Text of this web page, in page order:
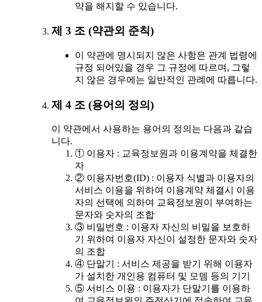
약을 해지할 수 있습니다.
제 3 조 (약관외 준칙)
이 약관에 명시되지 않은 사항은 관계 법령에
규정 되어있을 경우 그 규정에 따르며, 그렇
지 않은 경우에는 일반적인 관례에 따릅니다.
제 4 조 (용어의 정의)
이 약관에서 사용하는 용어의 정의는 다음과 같습
니다.
① 이용자 : 교육정보원과 이용계약을 체결한
자
② 이용자번호(ID) : 이용자 식별과 이용자의
서비스 이용을 위하여 이용계약 체결시 이용
자의 선택에 의하여 교육정보원이 부여하는
문자와 숫자의 조합
③ 비밀번호 : 이용자 자신의 비밀을 보호하
기 위하여 이용자 자신이 설정한 문자와 숫자
의 조합
④ 단말기 : 서비스 제공을 받기 위해 이용자
가 설치한 개인용 컴퓨터 및 모뎀 등의 기기
⑤ 서비스 이용 : 이용자가 단말기를 이용하